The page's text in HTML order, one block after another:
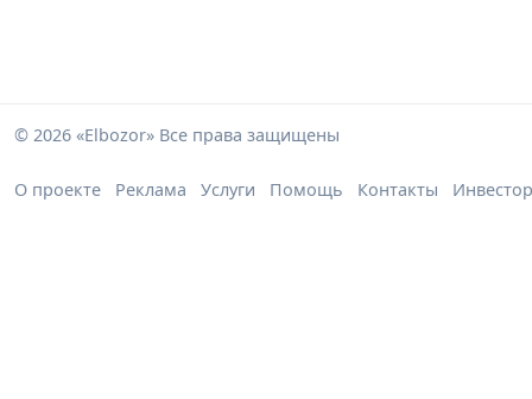
© 2026 «Elbozor» Все права защищены
О проекте Реклама Услуги Помощь Контакты